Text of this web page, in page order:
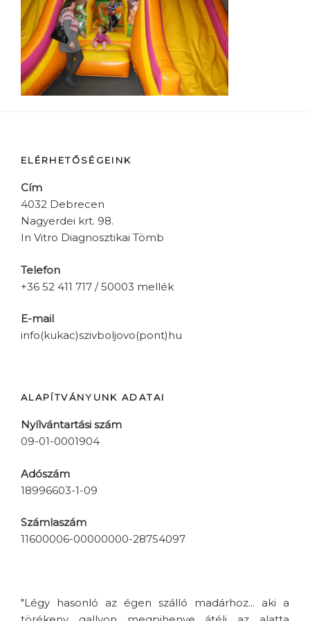
ELÉRHETŐSÉGEINK
Cím
4032 Debrecen
Nagyerdei krt. 98.
In Vitro Diagnosztikai Tömb
Telefon
+36 52 411 717 / 50003 mellék
E-mail
info(kukac)szivboljovo(pont)hu
ALAPÍTVÁNYUNK ADATAI
Nyílvántartási szám
09-01-0001904
Adószám
18996603-1-09
Számlaszám
11600006-00000000-28754097
"Légy hasonló az égen szálló madárhoz... aki a